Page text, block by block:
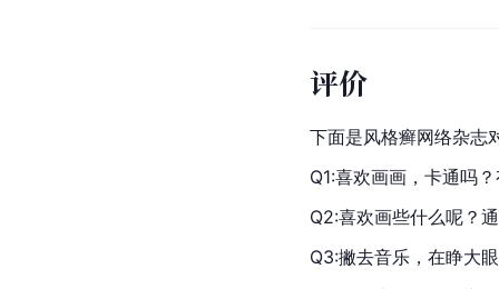
评价
下面是风格癣网络杂志
Q1:喜欢画画，卡通吗
Q2:喜欢画些什么呢？
Q3:撇去音乐，在睁大